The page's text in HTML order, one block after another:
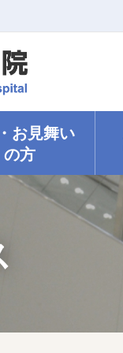
お見舞い
の方